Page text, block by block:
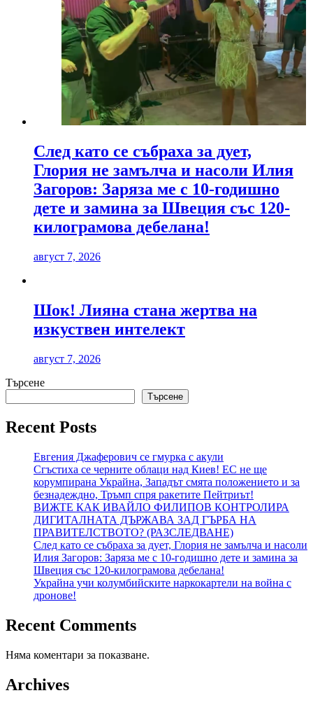
След като се събраха за дует,
Глория не замълча и насоли Илия
Загоров: Заряза ме с 10-годишно
дете и замина за Швеция със 120-
килограмова дебелана!
август 7, 2026
Шок! Лияна стана жертва на
изкуствен интелект
август 7, 2026
Търсене
Търсене
Recent Posts
Евгения Джаферович се гмурка с акули
Сгъстиха се черните облаци над Киев! ЕС не ще
корумпирана Украйна, Западът смята положението и за
безнадеждно, Тръмп спря ракетите Пейтриът!
ВИЖТЕ КАК ИВАЙЛО ФИЛИПОВ КОНТРОЛИРА
ДИГИТАЛНАТА ДЪРЖАВА ЗАД ГЪРБА НА
ПРАВИТЕЛСТВОТО? (РАЗСЛЕДВАНЕ)
След като се събраха за дует, Глория не замълча и насоли
Илия Загоров: Заряза ме с 10-годишно дете и замина за
Швеция със 120-килограмова дебелана!
Украйна учи колумбийските наркокартели на война с
дронове!
Recent Comments
Няма коментари за показване.
Archives